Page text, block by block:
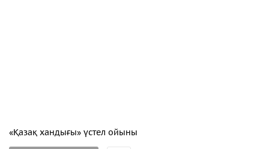
«Қазақ хандығы» үстел ойыны